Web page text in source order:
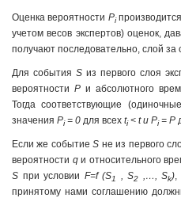
Оценка вероятности Pi
учетом весов экспертов) оценок,
получают последовательно, слой за
Для события S из первого слоя
вероятности P и абсолютного
Тогда соответствующие
значения Pi= 0 для всех ti< t и Pi= Р
Если же событиеS не из первого
вероятности qи относительного
S при условии F=f (S1 , S2 ,…, Sk),
принятому нами соглашению